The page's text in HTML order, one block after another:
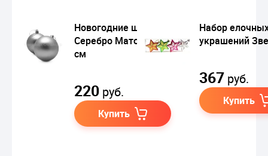
Новогодние шары
Серебро Матовые, 8
см
220 руб.
Купить
Набор
украшений
367 руб.
Купить